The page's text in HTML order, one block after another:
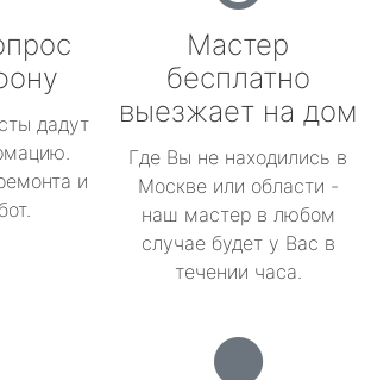
дадут
и
Мастер
бесплатно
выезжает на дом
Где Вы не находились в
Москве или области -
наш мастер в любом
случае будет у Вас в
течении часа.